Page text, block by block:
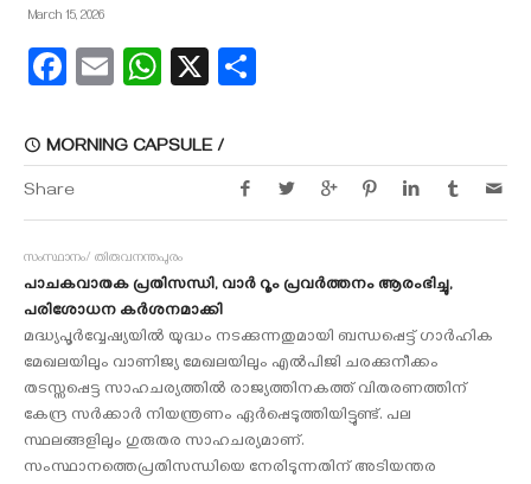
March 15, 2026
Facebook
EmailWhatsApp
X
MORNING CAPSULE /
Share
സംസ്ഥാനം/ തിരുവനന്തപുരം
പാചകവാതക പ്രതിസന്ധി, വാര്‍ റൂം പ്രവര്‍ത്തനം ആരംഭിച്ചു,
പരിശോധന കർശനമാക്കി
മദ്ധ്യപൂർവ്വേഷ്യയിൽ യുദ്ധം നടക്കുന്നതുമായി ബന്ധപ്പെട്ട് ഗാർഹിക
മേഖലയിലും വാണിജ്യ മേഖലയിലും എൽപിജി ചരക്കുനീക്കം
തടസ്സപ്പെട്ട സാഹചര്യത്തിൽ രാജ്യത്തിനകത്ത് വിതരണത്തിന്
കേന്ദ്ര സര്‍ക്കാര്‍ നിയന്ത്രണം ഏര്‍പ്പെടുത്തിയിട്ടുണ്ട്. പല
സ്ഥലങ്ങളിലും ഗുരുതര സാഹചര്യമാണ്.
സംസ്ഥാനത്തെപ്രതിസന്ധിയെ നേരിടുന്നതിന് അടിയന്തര